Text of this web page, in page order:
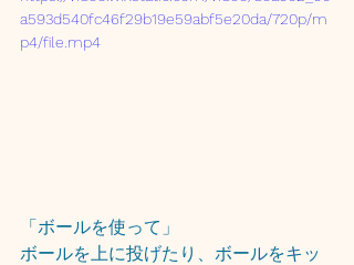
a593d540fc46f29b19e59abf5e20da/720p/m
p4/file.mp4
「ボールを使って」
ボールを上に投げたり、ボールをキッ